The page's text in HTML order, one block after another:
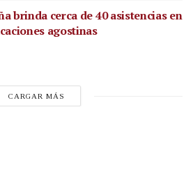
brinda cerca de 40 asistencias en
agostinas
CARGAR MÁS